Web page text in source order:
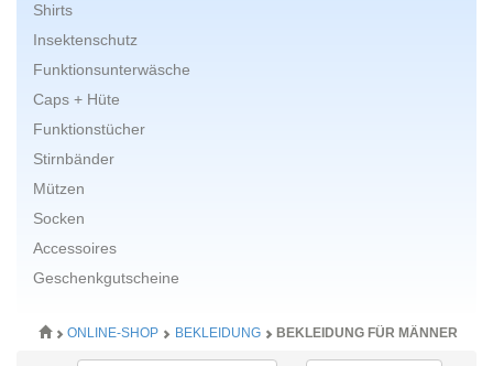
Shirts
Insektenschutz
Funktionsunterwäsche
Caps + Hüte
Funktionstücher
Stirnbänder
Mützen
Socken
Accessoires
Geschenkgutscheine
ONLINE-SHOP BEKLEIDUNG BEKLEIDUNG FÜR MÄNNER